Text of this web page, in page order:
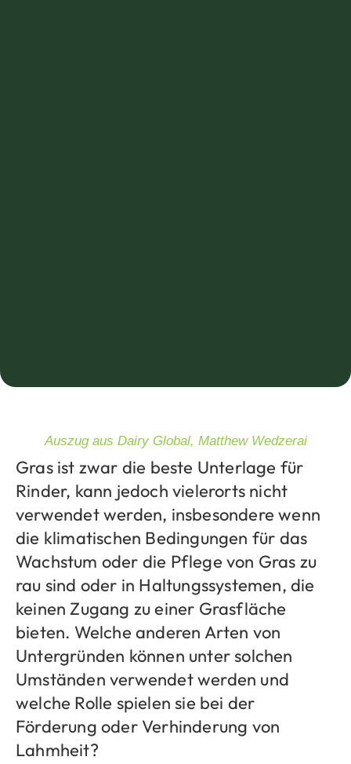
Auszug aus Dairy Global, Matthew Wedzerai
Gras ist zwar die beste Unterlage für
Rinder, kann jedoch vielerorts nicht
verwendet werden, insbesondere wenn
die klimatischen Bedingungen für das
Wachstum oder die Pflege von Gras zu
rau sind oder in Haltungssystemen, die
keinen Zugang zu einer Grasfläche
bieten. Welche anderen Arten von
Untergründen können unter solchen
Umständen verwendet werden und
welche Rolle spielen sie bei der
Förderung oder Verhinderung von
Lahmheit?